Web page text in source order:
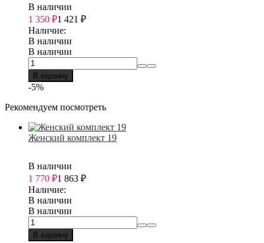
В наличии
1 350 ₽1 421 ₽
Наличие:
В наличии
В наличии
В корзину
-5%
Рекомендуем посмотреть
Женский комплект 19
В наличии
1 770 ₽1 863 ₽
Наличие:
В наличии
В наличии
В корзину